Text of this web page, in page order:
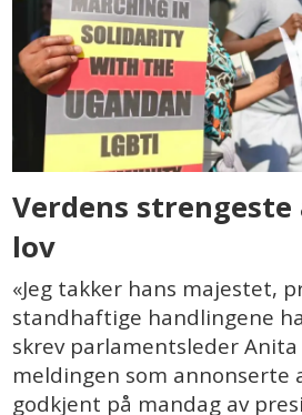
Verdens
lov
«Jeg takker hans majestet,
standhaftige handlingene
skrev parlamentsleder
meldingen som annonserte
godkjent på mandag av